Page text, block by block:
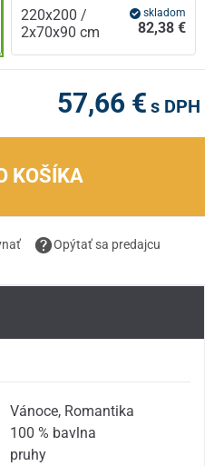
220x200 /
2x70x90 cm
skladom
82,38 €
57,66 € s DPH
KOŠÍKA
Opýtať sa predajcu
Vánoce, Romantika
100 % bavlna
pruhy